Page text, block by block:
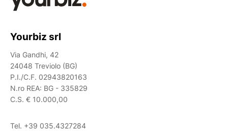
Yourbiz srl
Via Gandhi, 42
24048 Treviolo (BG)
P.I./C.F. 02943820163
N.ro REA: BG - 335829
C.S. € 10.000,00
Tel. +39 035.4327284